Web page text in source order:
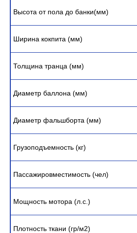
Высота от пола до банки(мм)
Ширина кокпита (мм)
Толщина транца (мм)
Диаметр баллона (мм)
Диаметр фальшборта (мм)
Грузоподъемность (кг)
Пассажировместимость (чел)
Мощность мотора (л.с.)
Плотность ткани (гр/м2)